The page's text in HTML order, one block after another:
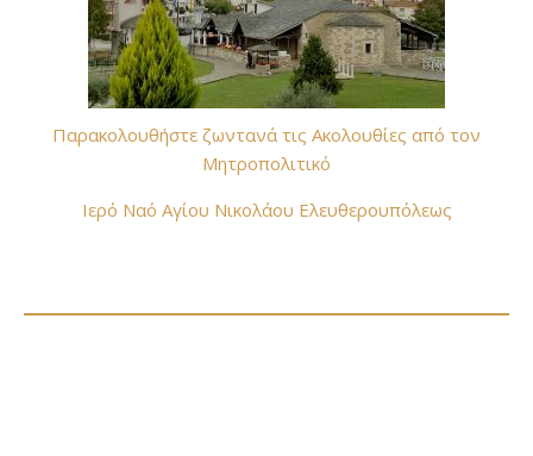
Παρακολουθήστε ζωντανά τις Ακολουθίες από τον
Μητροπολιτικό
Ιερό Ναό Αγίου Νικολάου Ελευθερουπόλεως